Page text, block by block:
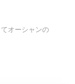
オーシャンの